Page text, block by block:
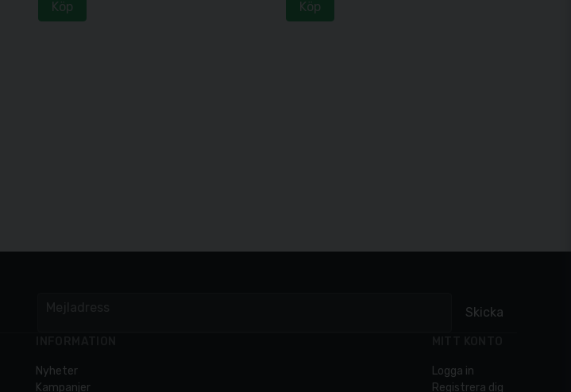
Köp Köp
Skicka
Nyheter
Kampanjer
Logga in
Registrera dig